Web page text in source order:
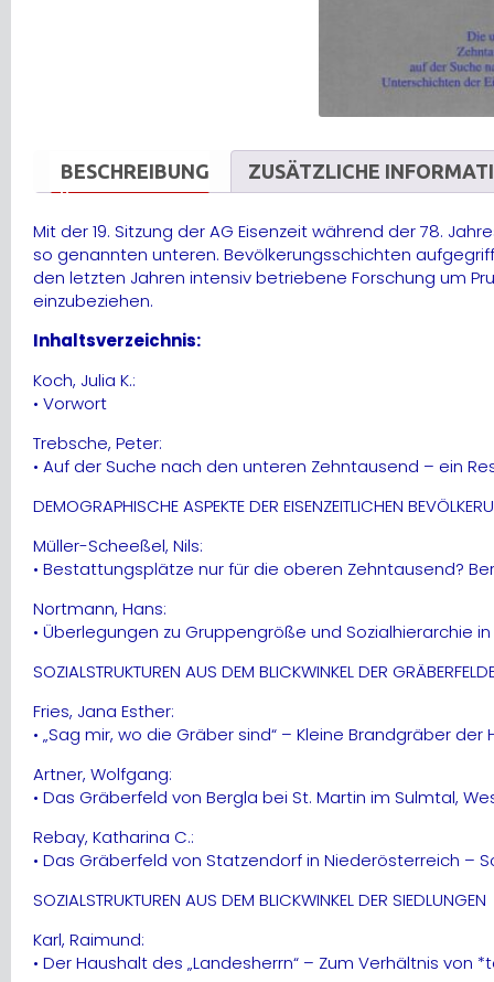
BESCHREIBUNG ZUSÄTZLICHE
Mit der 19. Sitzung der AG Eisenzeit während der 78.
so genannten unteren. Bevölkerungsschichten
den letzten Jahren intensiv betriebene Forschung um
einzubeziehen.
Inhaltsverzeichnis:
Koch, Julia K.:
• Vorwort
Trebsche, Peter:
• Auf der Suche nach den unteren Zehntausend – ein
DEMOGRAPHISCHE ASPEKTE DER EISENZEITLICHEN
Müller-Scheeßel, Nils:
• Bestattungsplätze nur für die oberen Zehntausend?
Nortmann, Hans:
• Überlegungen zu Gruppengröße und Sozialhierarchie
SOZIALSTRUKTUREN AUS DEM BLICKWINKEL DER
Fries, Jana Esther:
• „Sag mir, wo die Gräber sind“ – Kleine Brandgräber
Artner, Wolfgang:
• Das Gräberfeld von Bergla bei St. Martin im Sulmtal,
Rebay, Katharina C.:
• Das Gräberfeld von Statzendorf in Niederösterreich –
SOZIALSTRUKTUREN AUS DEM BLICKWINKEL DER SIEDLUNGEN
Karl, Raimund:
• Der Haushalt des „Landesherrn“ – Zum Verhältnis